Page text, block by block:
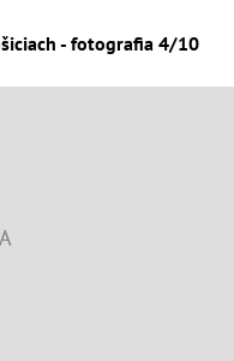
- fotografia 4/10